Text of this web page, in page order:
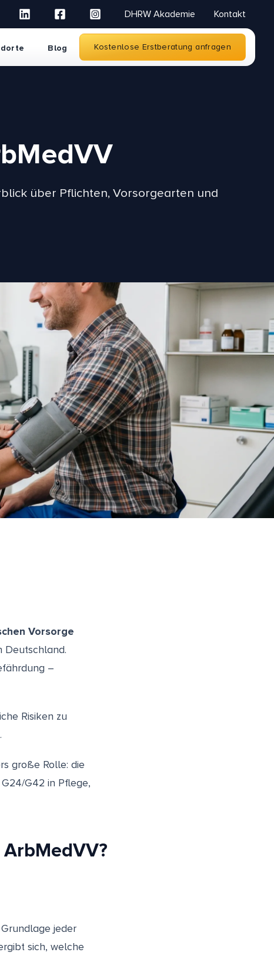
DHRW Akademie Kontakt
Blog Kostenlose Erstberatung anfragen
über Pflichten, Vorsorgearten und
Vorsorge
Deutschland.
–
Risiken zu
große Rolle: die
G42 in Pflege,
jeder
sich, welche